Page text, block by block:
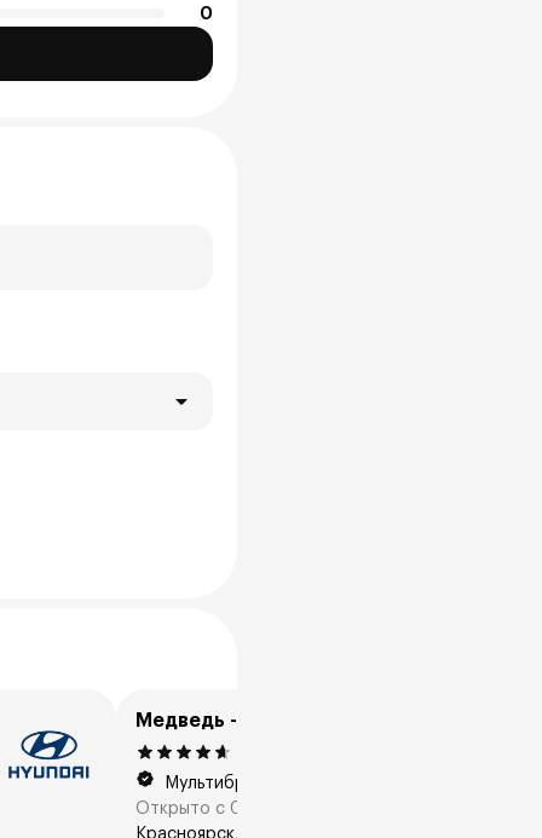
0
Медведь - СеверАвто
Мультибренд
Открыто с 08:00 до 21:00
Красноярск, Северное ш., 19Д